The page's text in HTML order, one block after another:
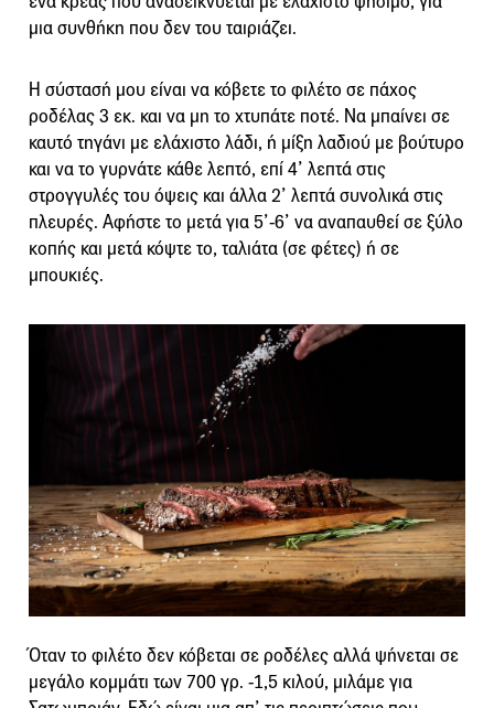
μια συνθήκη που δεν του ταιριάζει.
Η σύστασή μου είναι να κόβετε το φιλέτο σε πάχος
ροδέλας 3 εκ. και να μη το χτυπάτε ποτέ. Να μπαίνει σε
καυτό τηγάνι με ελάχιστο λάδι, ή μίξη λαδιού με βούτυρο
και να το γυρνάτε κάθε λεπτό, επί 4’ λεπτά στις
στρογγυλές του όψεις και άλλα 2’ λεπτά συνολικά στις
πλευρές. Αφήστε το μετά για 5’-6’ να αναπαυθεί σε ξύλο
κοπής και μετά κόψτε το, ταλιάτα (σε φέτες) ή σε
μπουκιές.
Όταν το φιλέτο δεν κόβεται σε ροδέλες αλλά ψήνεται σε
μεγάλο κομμάτι των 700 γρ. -1,5 κιλού, μιλάμε για